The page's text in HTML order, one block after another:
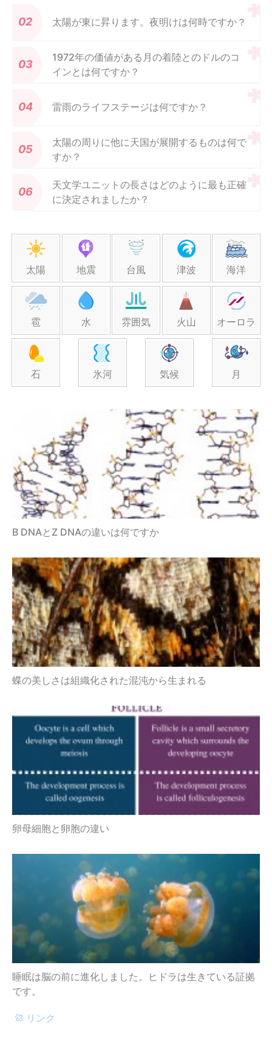
太陽が東に昇ります。夜明けは何時ですか？
1972年の価値がある月の着陸とのドルのコ
インとは何ですか？
雷雨のライフステージは何ですか？
太陽の周りに他に天国が展開するものは何で
すか？
天文学ユニットの長さはどのように最も正確
に決定されましたか？
太陽 地震 台風 津波 海洋
雹 水 雰囲気 火山 オーロラ
石 氷河 気候 月
B DNAとZ DNAの違いは何ですか
蝶の美しさは組織化された混沌から生まれる
卵母細胞と卵胞の違い
睡眠は脳の前に進化しました。ヒドラは生きている証拠
です。
リンク